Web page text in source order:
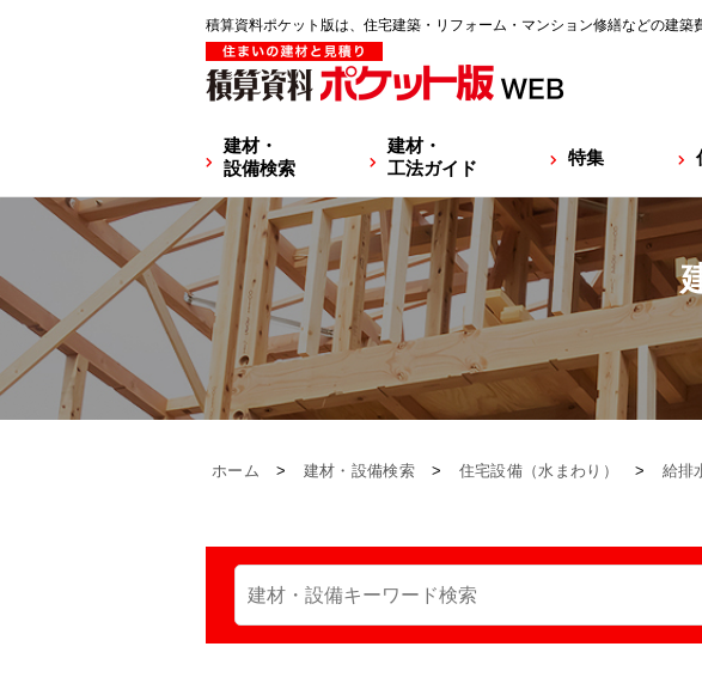
積算資料ポケット版は、住宅建築・リフォーム・マンション修繕などの建築
建材・
設備検索
建材・
工法ガイド
特集
ホーム > 建材・設備検索 > 住宅設備（水まわり） > 給排